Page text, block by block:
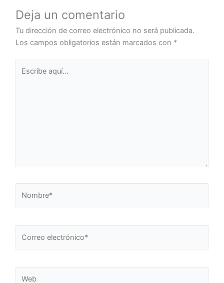
Deja un comentario
Tu dirección de correo electrónico no será publicada.
Los campos obligatorios están marcados con *
electrónico*